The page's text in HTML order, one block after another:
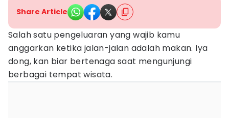
Share Article
Salah satu pengeluaran yang wajib kamu
anggarkan ketika jalan-jalan adalah makan. Iya
dong, kan biar bertenaga saat mengunjungi
berbagai tempat wisata.